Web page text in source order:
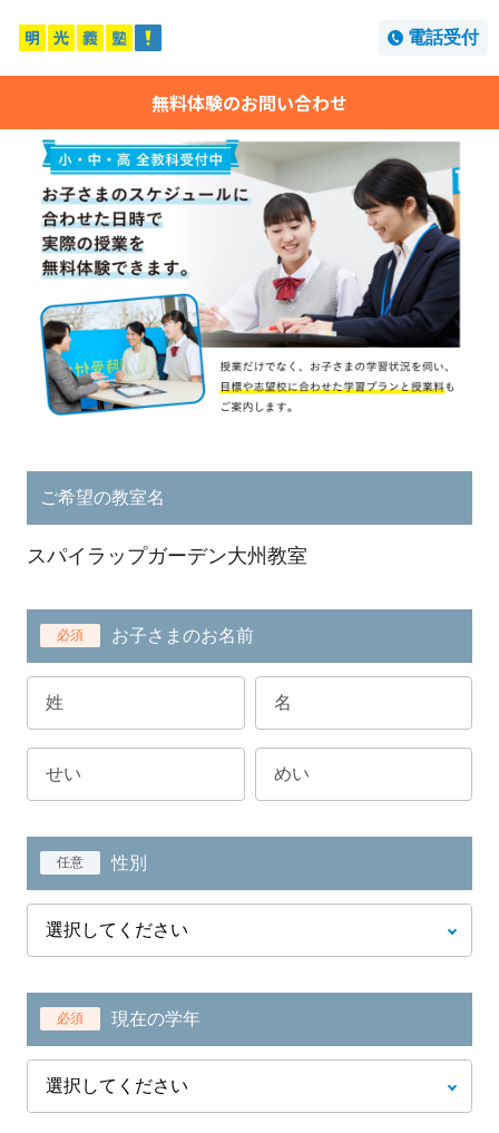
電話受付
無料体験のお問い合わせ
ご希望の教室名
スパイラップガーデン大州教室
必須 お子さまのお名前
任意 性別
必須 現在の学年